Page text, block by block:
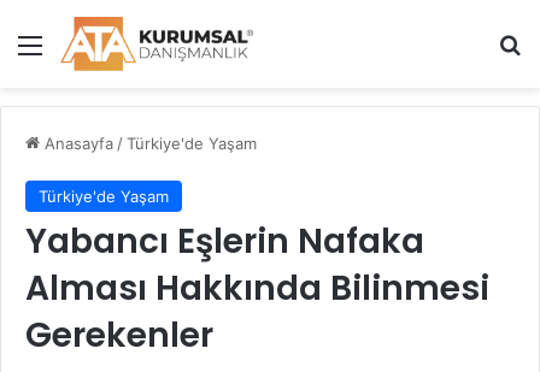
Menü
Anasayfa /Türkiye'de Yaşam
Türkiye'de Yaşam
Yabancı Eşlerin Nafaka
Alması Hakkında Bilinmesi
Gerekenler